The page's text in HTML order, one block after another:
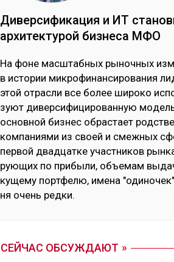
Ди­вер­си­фика­ция и ИТ
ар­хи­тек­ту­рой биз­не­са МФО
На фо­не мас­штаб­ных ры­ноч­ных
в ис­то­рии мик­ро­фи­нан­си­ро­ва­ния
этой от­рас­ли все бо­лее ши­ро­ко
зуют ди­вер­си­фи­ци­ро­ван­ную
ос­нов­ной биз­нес об­рас­тает
ком­па­ния­ми из своей и смеж­ных
пер­вой двад­цат­ке учас­тни­ков
рую­щих по при­бы­ли, объ­емам
ку­ще­му пор­тфе­лю, име­на
ня очень ред­ки.
СЕЙЧАС ОБСУЖДАЮТ